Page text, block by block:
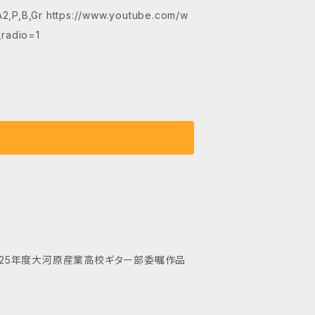
https://www.youtube.com/w
年度大河原産業高校ギター部委嘱作品